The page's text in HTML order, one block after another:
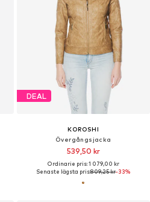
DEAL
KOROSHI
Övergångsjacka
539,50 kr
Ordinarie pris: 1 079,00 kr
Senaste lägsta pris:809,25 kr-33%